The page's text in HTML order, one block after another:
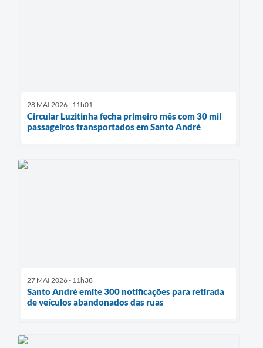
28 MAI 2026 - 11h01
Circular Luzitinha fecha primeiro mês com 30 mil
passageiros transportados em Santo André
27 MAI 2026 - 11h38
Santo André emite 300 notificações para retirada
de veículos abandonados das ruas